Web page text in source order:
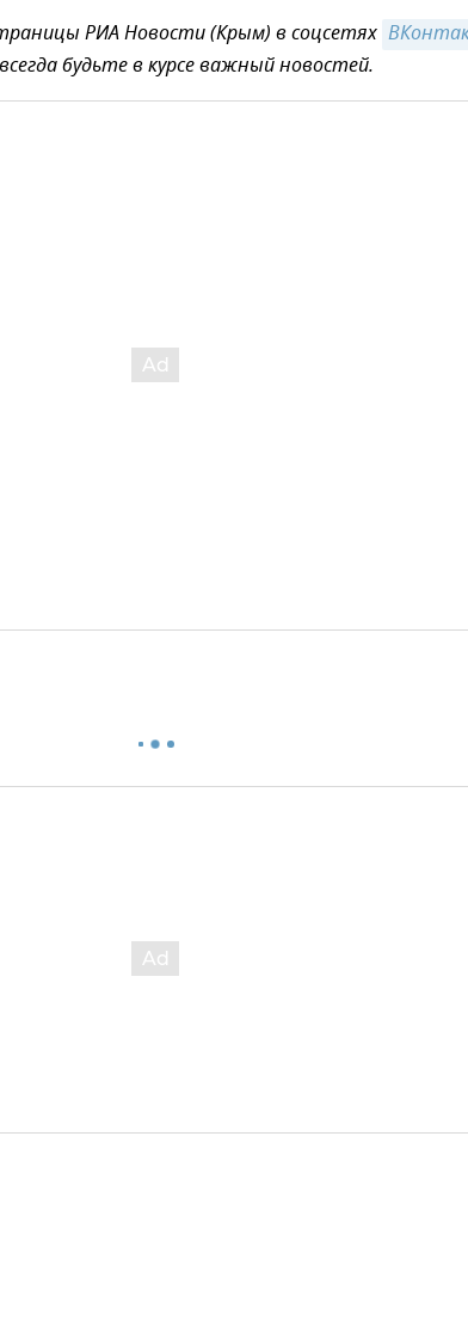
РИА Новости (Крым) в соцсетях
будьте в курсе важный новостей.